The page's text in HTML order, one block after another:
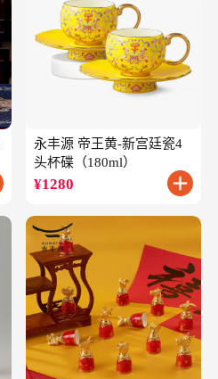
永丰源 帝王黄-新宫廷瓷4
头杯碟（180ml）
¥1280